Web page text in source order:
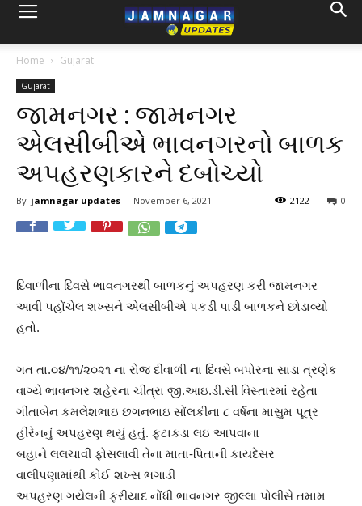
Home Gujarat
Gujarat
જામનગર : જામનગર
એલસીબીએ ભાવનગરનો બાળક
અપહરણકારને દબોચ્યો
By jamnagar updates - November 6, 2021 0
2122
દિવાળીના દિવસે ભાવનગરથી બાળકનું અપહરણ કરી જામનગર
આવી પહોંચેલ શખ્સને એલસીબીએ પકડી પાડી બાળકને છોડાવ્યો
હતો.
ગત તા.૦૪/૧૧/૨૦૨૧ ના રોજ દીવાળી ના દિવસે બપોરના સાડા ત્રણેક
વાગ્યે ભાવનગર શહેરના ચીત્રા જી.આઇ.ડી.સી વિસ્તારમાં રહેતા
ગીતાબેન કમલેશભાઇ છગનભાઇ સોંલકીના ૮ વર્ષના માસુમ પૂત્ર
હીરેનનું અપહરણ થયું હતું. ફટાકડા લઇ આપવાના
બહાને લલચાવી ફોસલાવી તેના માતા-પિતાની કાયદેસર
વાલીપણામાંથી કોઈ શખ્સ ભગાડી
અપહરણ ગયેલની ફરીયાદ નોંધી ભાવનગર જીલ્લા પોલીસે તમામ